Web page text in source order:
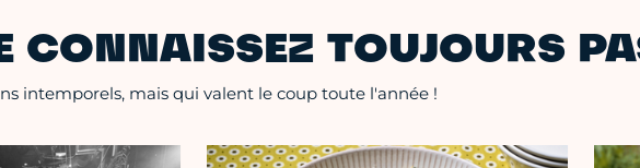
CONNAISSEZ TOUJOURS
intemporels, mais qui valent le coup toute l'année !